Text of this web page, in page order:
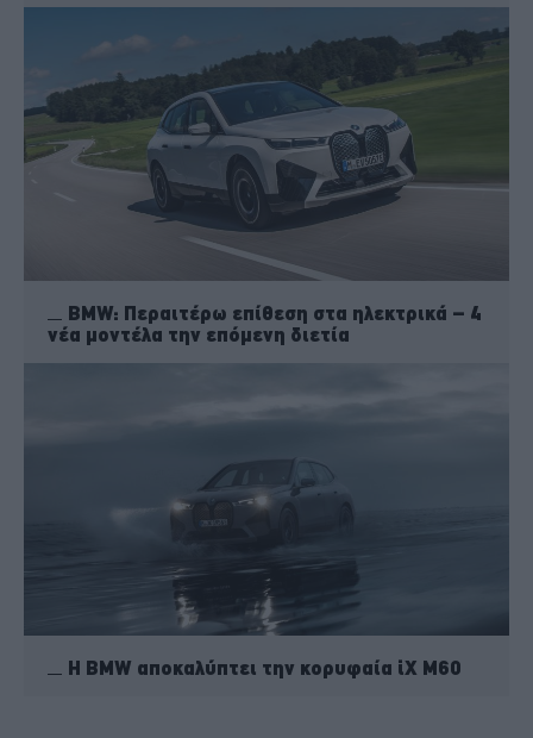
BMW: Περαιτέρω επίθεση στα ηλεκτρικά – 4
νέα μοντέλα την επόμενη διετία
H BMW αποκαλύπτει την κορυφαία iX M60